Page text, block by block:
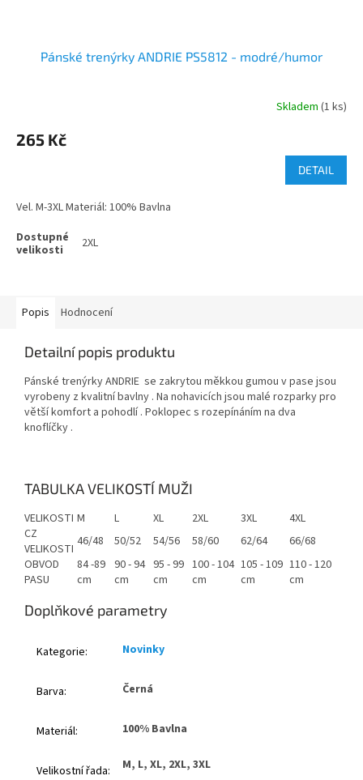
Pánské trenýrky ANDRIE PS5812 - modré/humor
Skladem (1 ks)
265 Kč
DETAIL
Vel. M-3XL Materiál: 100% Bavlna
2XL
Popis Hodnocení
Detailní popis produktu
Pánské trenýrky ANDRIE se zakrytou měkkou gumou v pase jsou
vyrobeny z kvalitní bavlny . Na nohavicích jsou malé rozparky pro
větší komfort a pohodlí . Poklopec s rozepínáním na dva
knoflíčky .
TABULKA VELIKOSTÍ MUŽI
VELIKOSTI M L XL 2XL 3XL
4XL
CZ
VELIKOSTI 46/48 50/52 54/56 58/60 62/64
66/68
OBVOD
PASU
84 -89
cm
90 - 94
cm
95 - 99
cm
100 - 104
cm
105 - 109
cm
110 - 120
cm
Doplňkové parametry
Kategorie: Novinky
Barva: Černá
Materiál: 100% Bavlna
Velikostní řada: M, L, XL, 2XL, 3XL